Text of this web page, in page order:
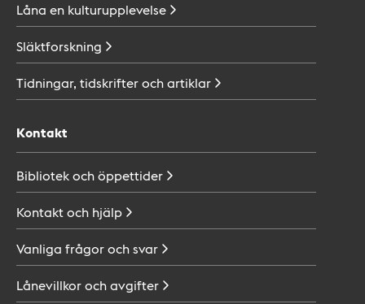
Låna en kulturupplevelse
Släktforskning
Tidningar, tidskrifter ochartiklar
Kontakt
Bibliotek ochöppettider
Kontakt och hjälp
Vanliga frågor ochsvar
Lånevillkor ochavgifter